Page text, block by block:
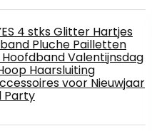
4 stks Glitter Hartjes
Pluche Pailletten
Hoofdband Valentijnsdag
Haarsluiting
voor Nieuwjaar
Party